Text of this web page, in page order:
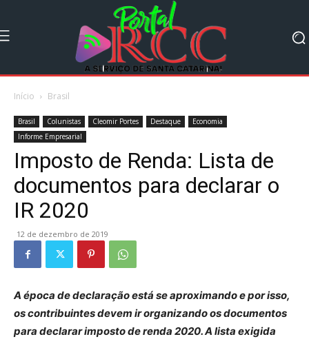
Início Brasil
Brasil Colunistas Cleomir Portes Destaque
Economia
Informe Empresarial
Imposto de Renda: Lista de
documentos para declarar o
IR 2020
12 de dezembro de 2019
A época de declaração está se aproximando e por isso,
os contribuintes devem ir organizando os documentos
para declarar imposto de renda 2020. A lista exigida